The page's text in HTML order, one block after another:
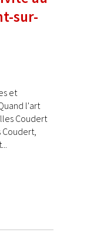
sur-
et
l'art
Coudert